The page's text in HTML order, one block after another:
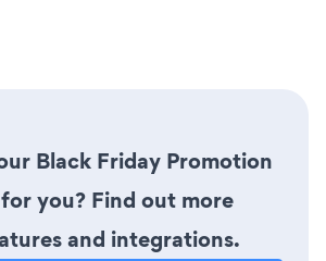
Black Friday Promotion
you? Find out more
and integrations.